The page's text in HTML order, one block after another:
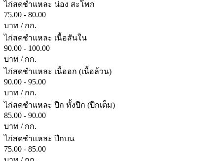
ไก่สดชำแหละ น่อง สะโพก
75.00 - 80.00
บาท / กก.
ไก่สดชำแหละ เนื้อสันใน
90.00 - 100.00
บาท / กก.
ไก่สดชำแหละ เนื้ออก (เนื้อล้วน)
90.00 - 95.00
บาท / กก.
ไก่สดชำแหละ ปีก ทั้งปีก (ปีกเต็ม)
85.00 - 90.00
บาท / กก.
ไก่สดชำแหละ ปีกบน
75.00 - 85.00